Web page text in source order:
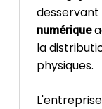
desservant
numérique
la
physiques.